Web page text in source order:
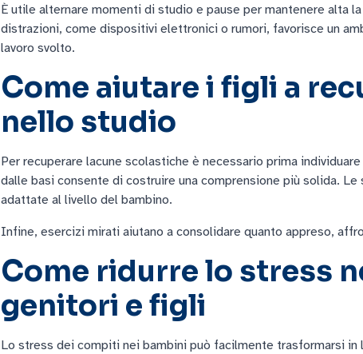
È utile alternare momenti di studio e pause per mantenere alta
distrazioni, come dispositivi elettronici o rumori, favorisce un
lavoro svolto.
Come aiutare i figli a
nello studio
Per recuperare lacune scolastiche è necessario prima
dalle basi consente di costruire una comprensione più solida.
adattate al livello del bambino.
Infine, esercizi mirati aiutano a consolidare quanto appreso,
Come ridurre lo stress
genitori e figli
Lo stress dei compiti nei bambini può facilmente trasformarsi